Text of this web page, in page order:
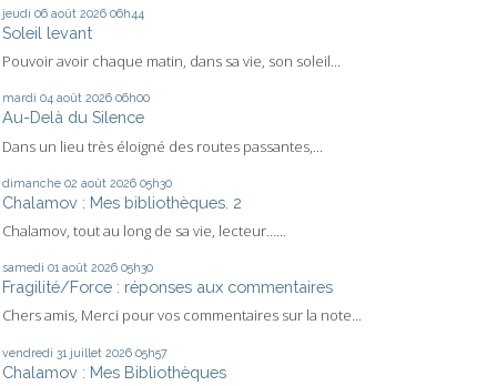
jeudi 06 août 2026 06h44
Soleil levant
Pouvoir avoir chaque matin, dans sa vie, son soleil...
mardi 04 août 2026 06h00
Au-Delà du Silence
Dans un lieu très éloigné des routes passantes,...
dimanche 02 août 2026 05h30
Chalamov : Mes bibliothèques. 2
Chalamov, tout au long de sa vie, lecteur…...
samedi 01 août 2026 05h30
Fragilité/Force : réponses aux commentaires
Chers amis, Merci pour vos commentaires sur la note...
vendredi 31 juillet 2026 05h57
Chalamov : Mes Bibliothèques